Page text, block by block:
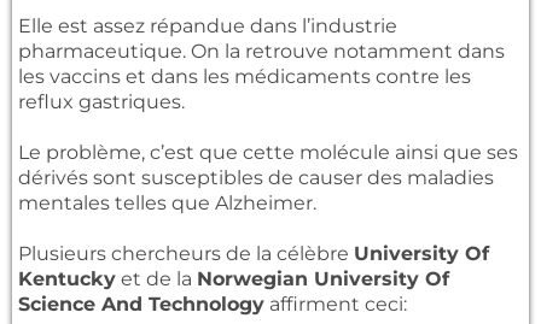
Elle est assez répandue dans l’industrie
pharmaceutique. On la retrouve notamment dans
les vaccins et dans les médicaments contre les
reflux gastriques.
Le problème, c’est que cette molécule ainsi que ses
dérivés sont susceptibles de causer des maladies
mentales telles que Alzheimer.
Plusieurs chercheurs de la célèbre University Of
Kentucky et de la Norwegian University Of
Science And Technology affirment ceci: